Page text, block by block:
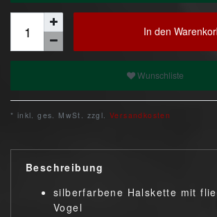
In den
Wunschliste
* inkl. ges. MwSt. zzgl. Versandkosten
Beschreibung
silberfarbene Halskette mit
Vogel